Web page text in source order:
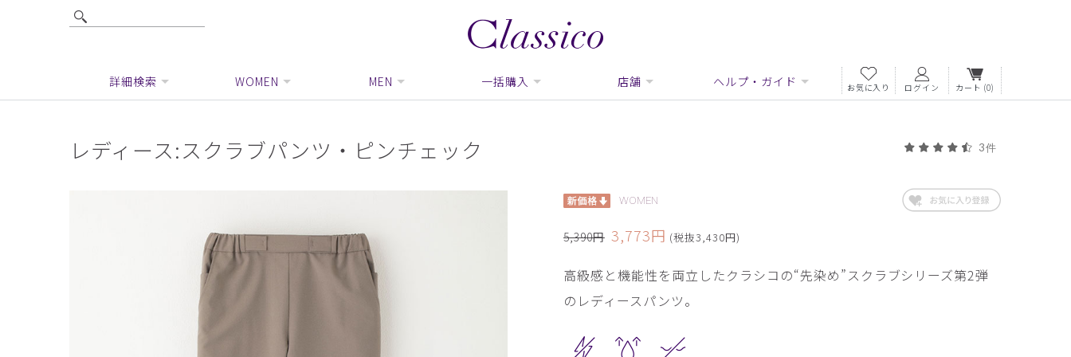
詳細検索 WOMEN MEN 一括購入 店舗 ヘルプ・ガイド お気に入り ログイン カート (0)
レディース:スクラブパンツ・ピンチェック 3件
WOMEN
5,390円 3,773円 (税抜3,430円)
高級感と機能性を両立したクラシコの“先染め”スクラブシリーズ第2弾
のレディースパンツ。